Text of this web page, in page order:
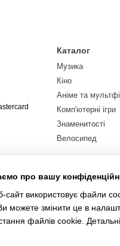
Каталог
Музика
Кіно
Аніме та
Комп'ютерні ігри
Знаменитості
Велосипед
про вашу
сайт використовує файли
можете змінити це в
файлів cookie.